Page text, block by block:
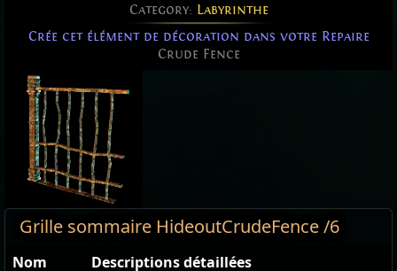
Category: Labyrinthe
Crée cet élément de décoration dans votre Repaire
Crude Fence
Grille sommaire HideoutCrudeFence /6
Nom
Descriptions détaillées